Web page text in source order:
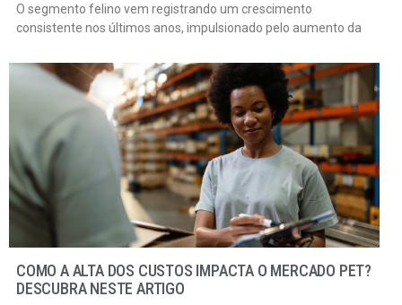
O segmento felino vem registrando um crescimento
consistente nos últimos anos, impulsionado pelo aumento da
COMO A ALTA DOS CUSTOS IMPACTA O MERCADO PET?
DESCUBRA NESTE ARTIGO